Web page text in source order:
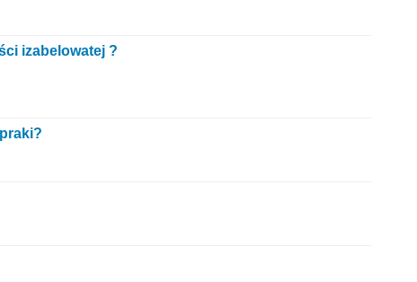
izabelowatej ?